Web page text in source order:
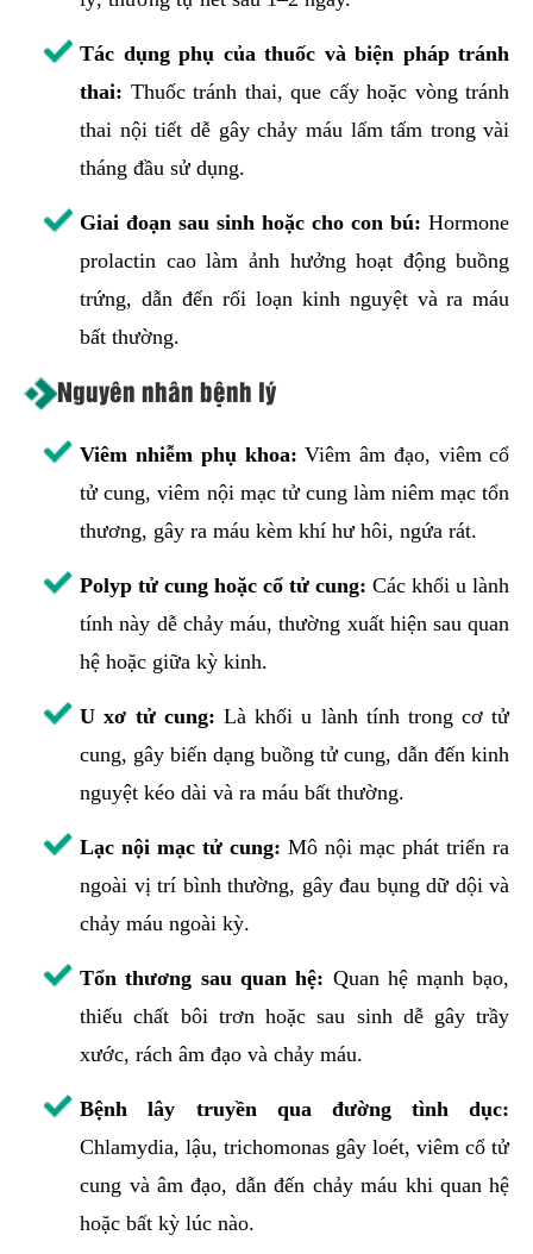
Tác dụng phụ của thuốc và biện pháp tránh
thai: Thuốc tránh thai, que cấy hoặc vòng tránh
thai nội tiết dễ gây chảy máu lấm tấm trong vài
tháng đầu sử dụng.
Giai đoạn sau sinh hoặc cho con bú: Hormone
prolactin cao làm ảnh hưởng hoạt động buồng
trứng, dẫn đến rối loạn kinh nguyệt và ra máu
bất thường.
Nguyên nhân bệnh lý
Viêm nhiễm phụ khoa: Viêm âm đạo, viêm cổ
tử cung, viêm nội mạc tử cung làm niêm mạc tổn
thương, gây ra máu kèm khí hư hôi, ngứa rát.
Polyp tử cung hoặc cổ tử cung: Các khối u lành
tính này dễ chảy máu, thường xuất hiện sau quan
hệ hoặc giữa kỳ kinh.
U xơ tử cung: Là khối u lành tính trong cơ tử
cung, gây biến dạng buồng tử cung, dẫn đến kinh
nguyệt kéo dài và ra máu bất thường.
Lạc nội mạc tử cung: Mô nội mạc phát triển ra
ngoài vị trí bình thường, gây đau bụng dữ dội và
chảy máu ngoài kỳ.
Tổn thương sau quan hệ: Quan hệ mạnh bạo,
thiếu chất bôi trơn hoặc sau sinh dễ gây trầy
xước, rách âm đạo và chảy máu.
Bệnh lây truyền qua đường tình dục:
Chlamydia, lậu, trichomonas gây loét, viêm cổ tử
cung và âm đạo, dẫn đến chảy máu khi quan hệ
hoặc bất kỳ lúc nào.